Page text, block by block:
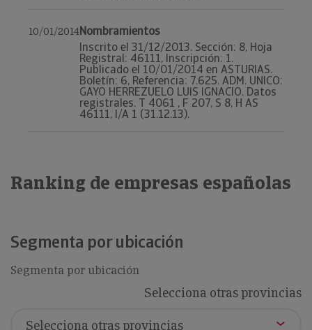
10/01/2014Nombramientos
Inscrito el 31/12/2013. Sección: 8, Hoja
Registral: 46111, Inscripción: 1.
Publicado el 10/01/2014 en ASTURIAS.
Boletín: 6, Referencia: 7.625. ADM. UNICO:
GAYO HERREZUELO LUIS IGNACIO. Datos
registrales. T 4061 , F 207, S 8, H AS
46111, I/A 1 (31.12.13).
Ranking de empresas españolas
Segmenta por ubicación
Segmenta por ubicación
Selecciona otras provincias